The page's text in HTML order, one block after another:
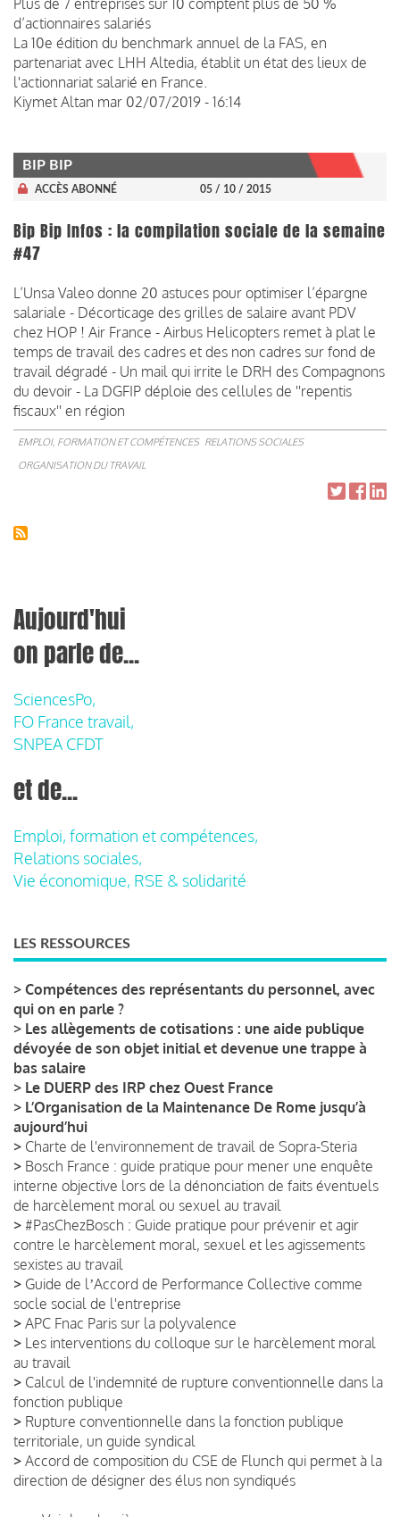
d’actionnaires salariés
La 10e édition du benchmark annuel de la FAS, en
partenariat avec LHH Altedia, établit un état des lieux de
l'actionnariat salarié en France.
Kiymet Altan mar 02/07/2019 - 16:14
BIP BIP
ACCÈS ABONNÉ 05 / 10 / 2015
Bip Bip Infos : la compilation sociale de la semaine
#47
L’Unsa Valeo donne 20 astuces pour optimiser l’épargne
salariale - Décorticage des grilles de salaire avant PDV
chez HOP ! Air France - Airbus Helicopters remet à plat le
temps de travail des cadres et des non cadres sur fond de
travail dégradé - Un mail qui irrite le DRH des Compagnons
du devoir - La DGFIP déploie des cellules de ''repentis
fiscaux'' en région
EMPLOI, FORMATION ET COMPÉTENCES RELATIONS SOCIALES
ORGANISATION DU TRAVAIL
Aujourd'hui
on parle de...
SciencesPo,
FO France travail,
SNPEA CFDT
et de...
Emploi, formation et compétences,
Relations sociales,
Vie économique, RSE & solidarité
LES RESSOURCES
> Compétences des représentants du personnel, avec
qui on en parle ?
> Les allègements de cotisations : une aide publique
dévoyée de son objet initial et devenue une trappe à
bas salaire
> Le DUERP des IRP chez Ouest France
> L’Organisation de la Maintenance De Rome jusqu’à
aujourd’hui
> Charte de l'environnement de travail de Sopra-Steria
> Bosch France : guide pratique pour mener une enquête
interne objective lors de la dénonciation de faits éventuels
de harcèlement moral ou sexuel au travail
> #PasChezBosch : Guide pratique pour prévenir et agir
contre le harcèlement moral, sexuel et les agissements
sexistes au travail
> Guide de lʼAccord de Performance Collective comme
socle social de l'entreprise
> APC Fnac Paris sur la polyvalence
> Les interventions du colloque sur le harcèlement moral
au travail
> Calcul de l'indemnité de rupture conventionnelle dans la
fonction publique
> Rupture conventionnelle dans la fonction publique
territoriale, un guide syndical
> Accord de composition du CSE de Flunch qui permet à la
direction de désigner des élus non syndiqués